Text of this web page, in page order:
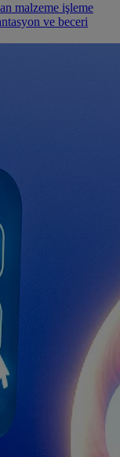
malzeme işleme
ve beceri